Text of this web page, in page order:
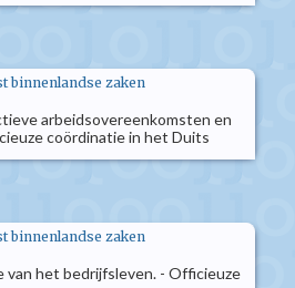
binnenlandse zaken
arbeidsovereenkomsten en
coördinatie in het Duits
binnenlandse zaken
het bedrijfsleven. - Officieuze